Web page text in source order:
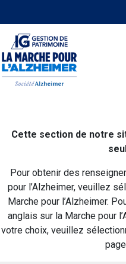
Cette section de notre
Pour obtenir des
pour l’Alzheimer, veuillez
Marche pour l’Alzheimer.
anglais sur la Marche pour
votre choix, veuillez